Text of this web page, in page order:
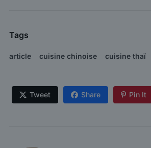
Tags
article cuisine chinoise cuisine thaï
Tweet Share Pin It